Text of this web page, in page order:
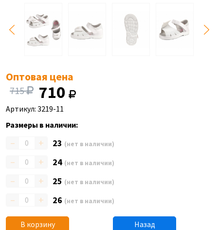
Оптовая цена
715 710
Артикул: 3219-11
Размеры в наличии:
– + 23 (нет в наличии)
– + 24 (нет в наличии)
– + 25 (нет в наличии)
– + 26 (нет в наличии)
В корзину Назад